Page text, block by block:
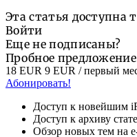
Эта статья доступна
Войти
Еще не подписаны?
Пробное предложение
18 EUR 9 EUR / первый
Абонировать!
Доступ к новейшим
Доступ к архиву
Обзор новых тем на